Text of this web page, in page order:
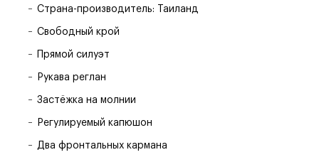
Страна-производитель: Таиланд
Свободный крой
Прямой силуэт
Рукава реглан
Застёжка на молнии
Регулируемый капюшон
Два фронтальных кармана